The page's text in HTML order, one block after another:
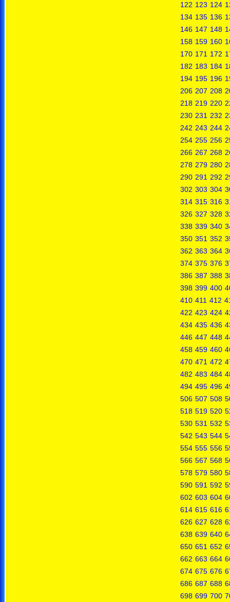
122 123 124
134 135 136
146 147 148
158 159 160
170 171 172
182 183 184
194 195 196
206 207 208
218 219 220
230 231 232
242 243 244
254 255 256
266 267 268
278 279 280
290 291 292
302 303 304
314 315 316
326 327 328
338 339 340
350 351 352
362 363 364
374 375 376
386 387 388
398 399 400
410 411 412
422 423 424
434 435 436
446 447 448
458 459 460
470 471 472
482 483 484
494 495 496
506 507 508
518 519 520
530 531 532
542 543 544
554 555 556
566 567 568
578 579 580
590 591 592
602 603 604
614 615 616
626 627 628
638 639 640
650 651 652
662 663 664
674 675 676
686 687 688
698 699 700